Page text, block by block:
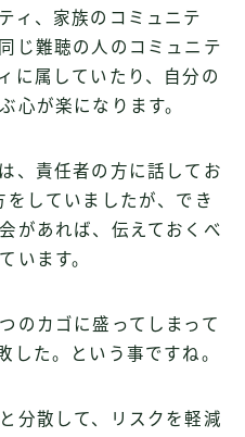
ィ、家族のコミュニテ
じ難聴の人のコミュニテ
に属していたり、自分の
心が楽になります。
、責任者の方に話してお
していましたが、でき
があれば、伝えておくべ
います。
のカゴに盛ってしまって
した。という事ですね。
分散して、リスクを軽減